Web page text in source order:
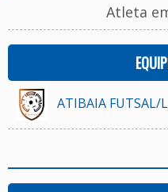
Atleta
ATIBAIA FUTSAL/